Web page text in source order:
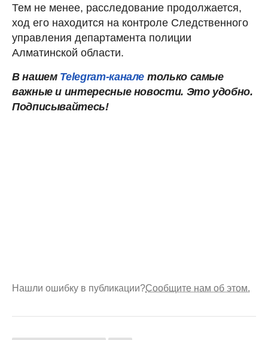
Тем не менее, расследование продолжается,
ход его находится на контроле Следственного
управления департамента полиции
Алматинской области.
В нашем Telegram-канале только самые
важные и интересные новости. Это удобно.
Подписывайтесь!
Нашли ошибку в публикации?Сообщите нам об этом.